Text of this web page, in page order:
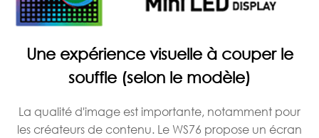
Une expérience visuelle à couper le
souffle (selon le modèle)
La qualité d'image est importante, notamment pour
les créateurs de contenu. Le WS76 propose un écran